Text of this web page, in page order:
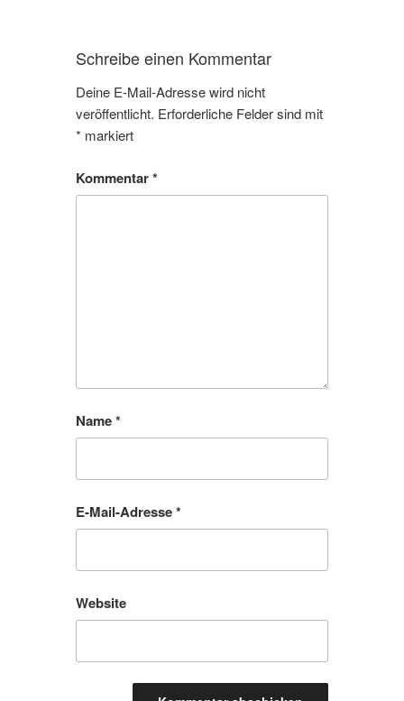
Schreibe einen Kommentar
Deine E-Mail-Adresse wird nicht
veröffentlicht. Erforderliche Felder sind mit
* markiert
Kommentar*
Name*
E-Mail-Adresse*
Website